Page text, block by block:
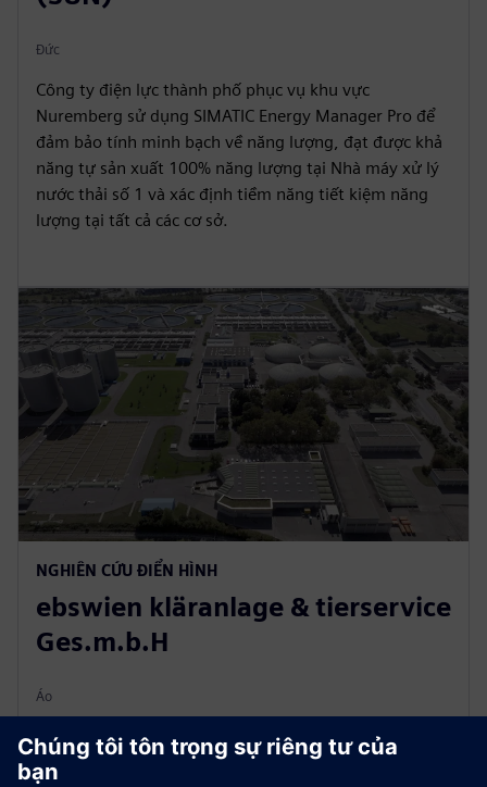
Đức
Công ty điện lực thành phố phục vụ khu vực
Nuremberg sử dụng SIMATIC Energy Manager Pro để
đảm bảo tính minh bạch về năng lượng, đạt được khả
năng tự sản xuất 100% năng lượng tại Nhà máy xử lý
nước thải số 1 và xác định tiềm năng tiết kiệm năng
lượng tại tất cả các cơ sở.
NGHIÊN CỨU ĐIỂN HÌNH
ebswien kläranlage & tierservice
Ges.m.b.H
Áo
Dự án xử lý nước thải lớn nhất của Áo tận dụng nước
thải để tạo ra năng lượng và cải thiện cân bằng khí hậu